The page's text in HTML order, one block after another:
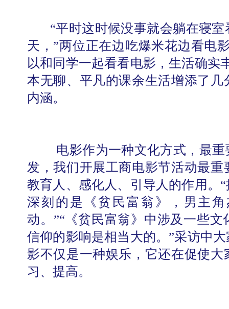
“平时这时候没事就会躺在寝
天，”两位正在边吃爆米花边看电
以和同学一起看看电影，生活确实
本无聊、平凡的课余生活增添了
内涵。
电影作为一种文化方式，最
发，我们开展工商电影节活动最
教育人、感化人、引导人的作用。
深刻的是《贫民富翁》，男主
动。”“《贫民富翁》中涉及一些
信仰的影响是相当大的。”采访中
影不仅是一种娱乐，它还在促使
习、提高。
学校志愿服务冬奥会和冬残奥会专题